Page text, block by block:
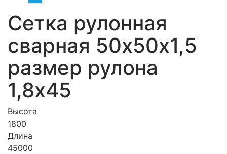
Сетка рулонная
сварная 50х50х1,5
размер рулона
1,8х45
Высота
1800
Длина
45000